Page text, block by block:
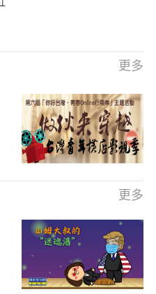
更多
更多